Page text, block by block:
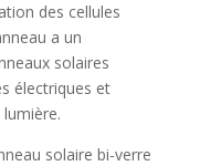
des cellules
a un
solaires
électriques et
solaire bi-verre